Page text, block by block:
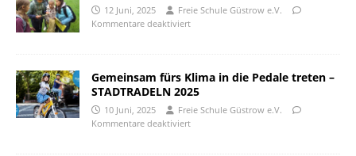
12 Juni, 2025
Freie Schule Güstrow e.V.
Kommentare deaktiviert
Gemeinsam fürs Klima in die Pedale treten –
STADTRADELN 2025
10 Juni, 2025
Freie Schule Güstrow e.V.
Kommentare deaktiviert